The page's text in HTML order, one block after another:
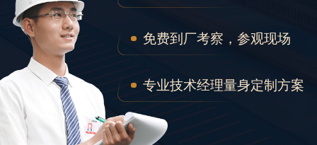
免费到厂考察，参观现场
专业技术经理量身定制方案